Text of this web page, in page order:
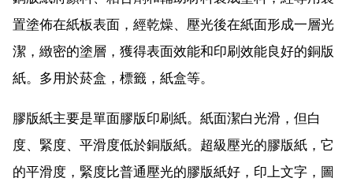
置塗佈在紙板表面，經乾燥、壓光後在紙面形成一層光
潔，緻密的塗層，獲得表面效能和印刷效能良好的銅版
紙。多用於菸盒，標籤，紙盒等。
膠版紙主要是單面膠版印刷紙。紙面潔白光滑，但白
度、緊度、平滑度低於銅版紙。超級壓光的膠版紙，它
的平滑度，緊度比普通壓光的膠版紙好，印上文字，圖